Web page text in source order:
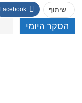
שיתוף Facebook
הסקר היומי